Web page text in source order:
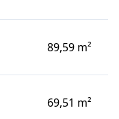
89,59 m²
69,51 m²